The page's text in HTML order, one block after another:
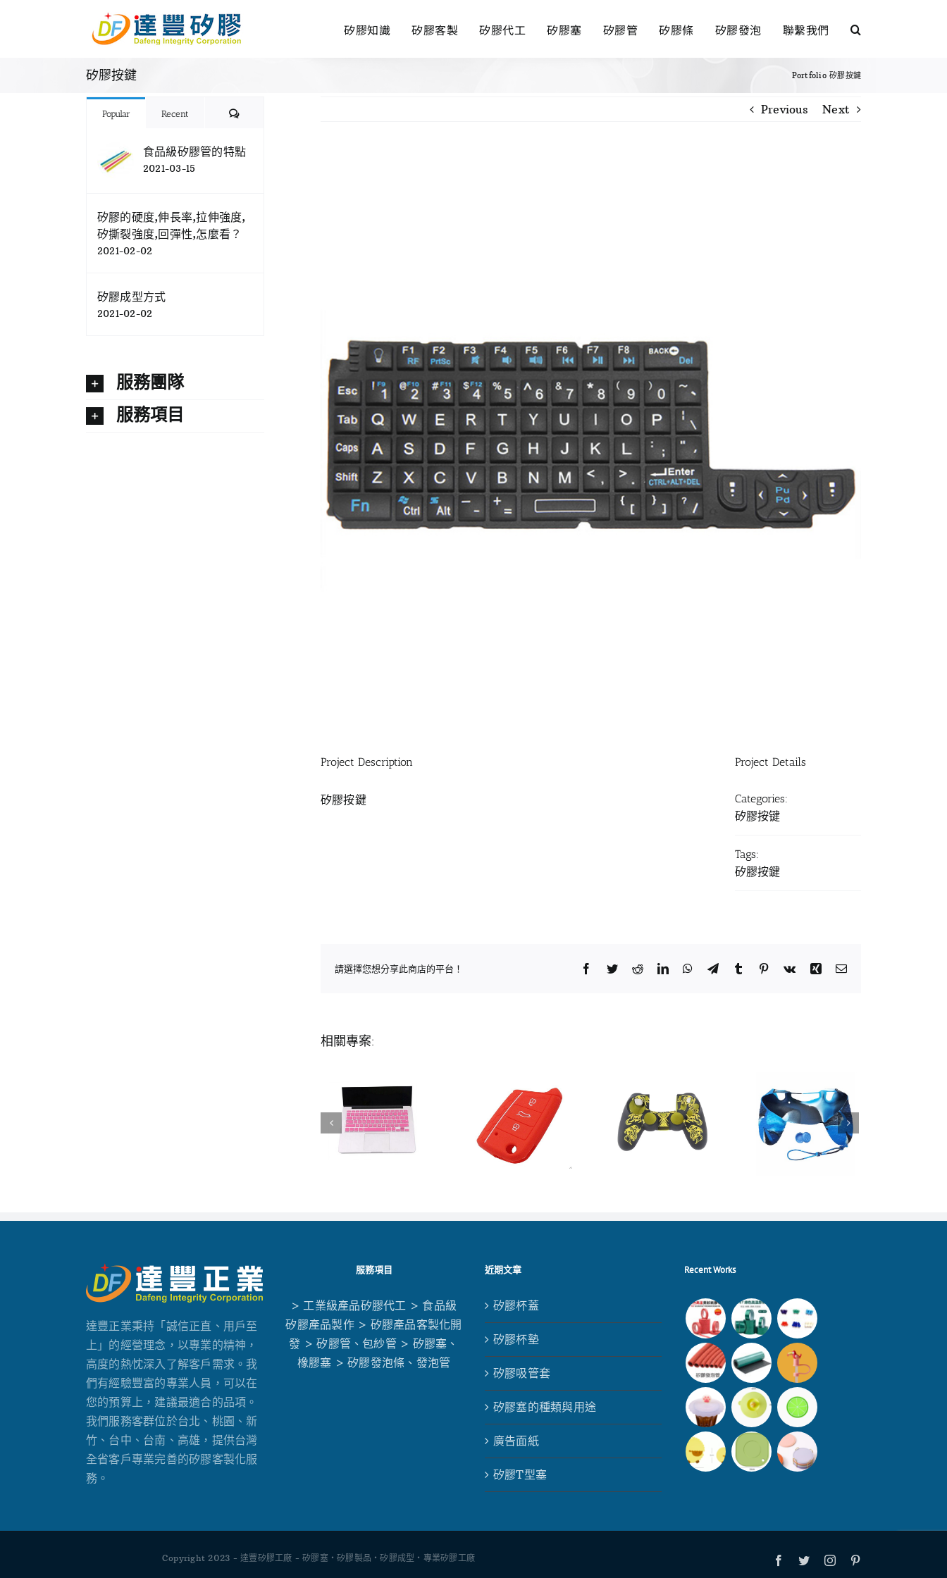
矽膠知識 矽膠客製 矽膠代工 矽膠塞 矽膠管 矽膠條 矽膠發泡 聯繫我們
矽膠按鍵 Portfolio 矽膠按鍵
Previous Next
Project Description
矽膠按鍵
Project Details
Categories:
矽膠按键
Tags:
矽膠按鍵
請選擇您想分享此商店的平台！ Facebook
TwitterRedditLinkedInWhatsApp
TelegramTumblr Pinterest
Vk Xing Email:
相關專案:
Popular Recent Comments
食品級矽膠管的特點
2021-03-15
矽膠的硬度,伸長率,拉伸強度,
矽撕裂強度,回彈性,怎麼看？
2021-02-02
矽膠成型方式
2021-02-02
服務團隊
服務項目
達豐正業秉持「誠信正直、用戶至
上」的經營理念，以專業的精神，
高度的熱忱深入了解客戶需求。我
們有經驗豐富的專業人員，可以在
您的預算上，建議最適合的品項。
我們服務客群位於台北、桃園、新
竹、台中、台南、高雄，提供台灣
全省客戶專業完善的矽膠客製化服
務。
服務項目
> 工業級產品矽膠代工 > 食品級
矽膠產品製作 > 矽膠產品客製化開
發 > 矽膠管、包紗管 > 矽膠塞、
橡膠塞 > 矽膠發泡條、發泡管
近期文章
矽膠杯蓋
矽膠杯墊
矽膠吸管套
矽膠塞的種類與用途
廣告面紙
矽膠T型塞
Recent Works
Copyright 2023 - 達豐矽膠工廠 - 矽膠塞・矽膠製品・矽膠成型・專業矽膠工廠 Facebook
TwitterInstagram